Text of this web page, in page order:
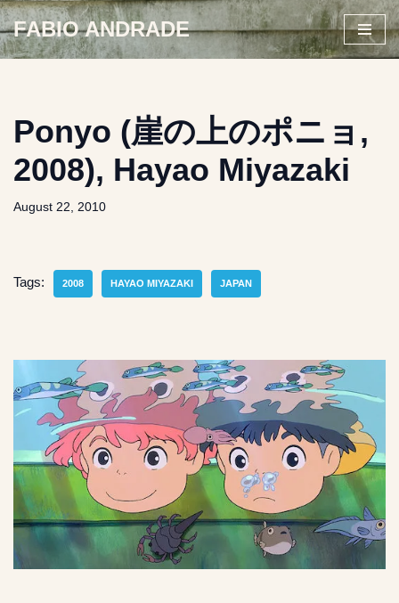
Skip
FABIO ANDRADE
Ponyo (崖の上のポニョ,
2008), Hayao Miyazaki
August 22, 2010
Tags: 2008 HAYAO MIYAZAKI JAPAN